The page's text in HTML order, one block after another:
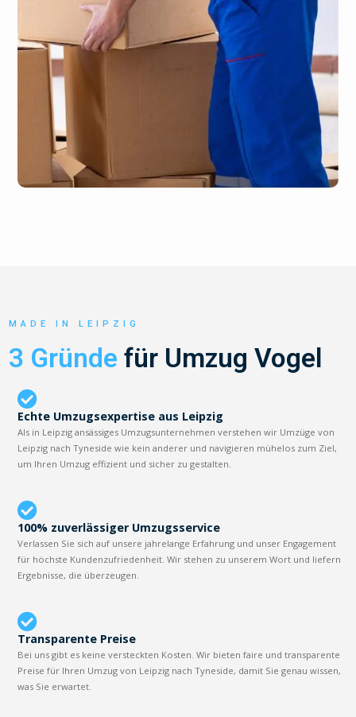
MADE IN LEIPZIG
3 Gründe für Umzug Vogel
Echte Umzugsexpertise aus Leipzig
Als in Leipzig ansässiges Umzugsunternehmen verstehen wir Umzüge von
Leipzig nach Tyneside wie kein anderer und navigieren mühelos zum Ziel,
um Ihren Umzug effizient und sicher zu gestalten.
100% zuverlässiger Umzugsservice
Verlassen Sie sich auf unsere jahrelange Erfahrung und unser Engagement
für höchste Kundenzufriedenheit. Wir stehen zu unserem Wort und liefern
Ergebnisse, die überzeugen.
Transparente Preise
Bei uns gibt es keine versteckten Kosten. Wir bieten faire und transparente
Preise für Ihren Umzug von Leipzig nach Tyneside, damit Sie genau wissen,
was Sie erwartet.